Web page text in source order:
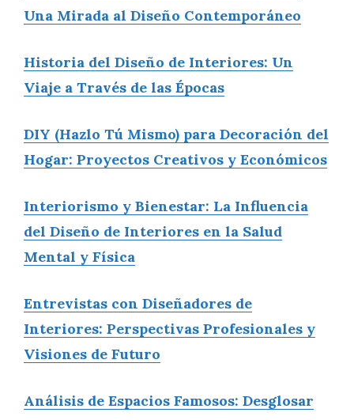
Una Mirada al Diseño Contemporáneo
Historia del Diseño de Interiores: Un
Viaje a Través de las Épocas
DIY (Hazlo Tú Mismo) para Decoración del
Hogar: Proyectos Creativos y Económicos
Interiorismo y Bienestar: La Influencia
del Diseño de Interiores en la Salud
Mental y Física
Entrevistas con Diseñadores de
Interiores: Perspectivas Profesionales y
Visiones de Futuro
Análisis de Espacios Famosos: Desglosar